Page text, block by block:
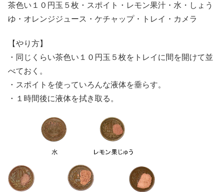
茶色い１０円玉５枚・スポイト・レモン果汁・水・しょう
ゆ・オレンジジュース・ケチャップ・トレイ・カメラ
【やり方】
・同じくらい茶色い１０円玉５枚をトレイに間を開けて並
べておく。
・スポイトを使っていろんな液体を垂らす。
・１時間後に液体を拭き取る。